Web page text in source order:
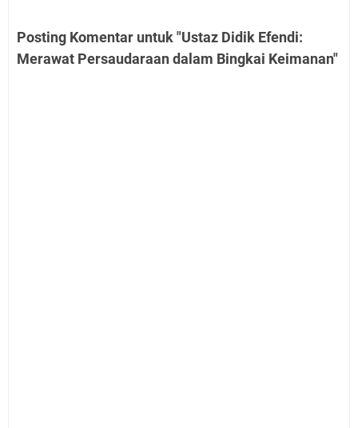
Posting Komentar untuk "Ustaz Didik Efendi:
Merawat Persaudaraan dalam Bingkai Keimanan"